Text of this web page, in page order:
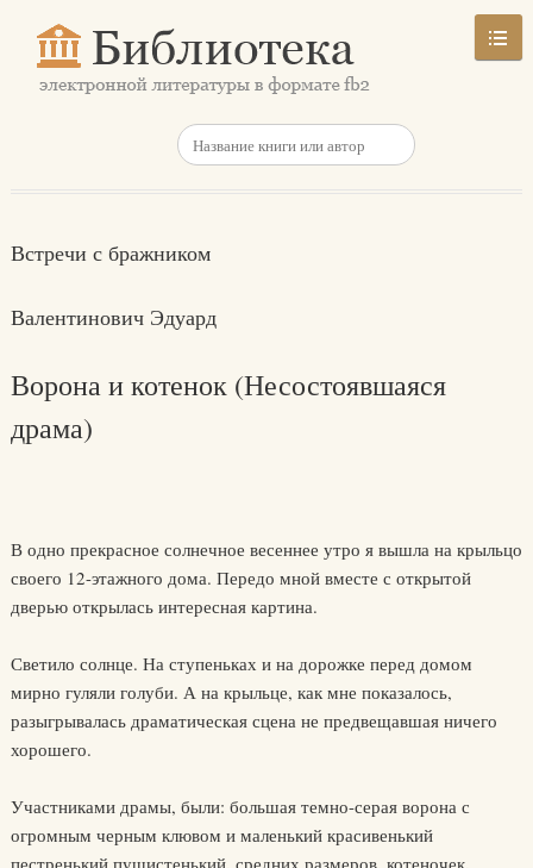
Встречи с бражником
Валентинович Эдуард
Ворона и котенок (Несостоявшаяся
драма)
В одно прекрасное солнечное весеннее утро я вышла на крыльцо
своего 12-этажного дома. Передо мной вместе с открытой
дверью открылась интересная картина.
Светило солнце. На ступеньках и на дорожке перед домом
мирно гуляли голуби. А на крыльце, как мне показалось,
разыгрывалась драматическая сцена не предвещавшая ничего
хорошего.
Участниками драмы, были: большая темно-серая ворона с
огромным черным клювом и маленький красивенький
пестренький пушистенький, средних размеров, котеночек.